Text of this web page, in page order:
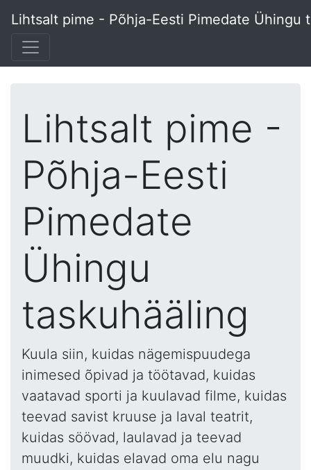
Lihtsalt pime - Põhja-Eesti Pimedate Ühingu
Lihtsalt pime -
Põhja-Eesti
Pimedate
Ühingu
taskuhääling
Kuula siin, kuidas nägemispuudega
inimesed õpivad ja töötavad, kuidas
vaatavad sporti ja kuulavad filme, kuidas
teevad savist kruuse ja laval teatrit,
kuidas söövad, laulavad ja teevad
muudki, kuidas elavad oma elu nagu